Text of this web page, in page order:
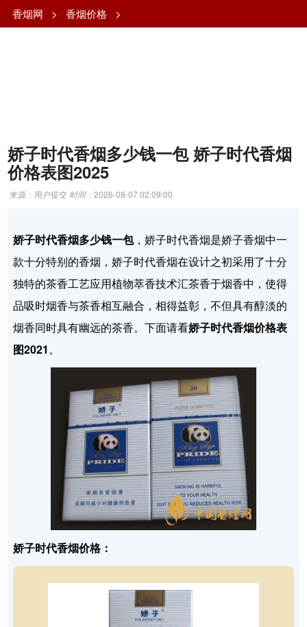
香烟网 > 香烟价格 >
娇子时代香烟多少钱一包 娇子时代香烟
价格表图2025
来源：用户提交 时间：2026-08-07 02:09:00
娇子时代香烟多少钱一包，娇子时代香烟是娇子香烟中一
款十分特别的香烟，娇子时代香烟在设计之初采用了十分
独特的茶香工艺应用植物萃香技术汇茶香于烟香中，使得
品吸时烟香与茶香相互融合，相得益彰，不但具有醇淡的
烟香同时具有幽远的茶香。下面请看娇子时代香烟价格表
图2021。
娇子时代香烟价格：